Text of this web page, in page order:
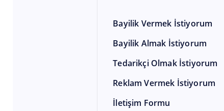
Bayilik Vermek İstiyorum
Bayilik Almak İstiyorum
Tedarikçi Olmak İstiyorum
Reklam Vermek İstiyorum
İletişim Formu